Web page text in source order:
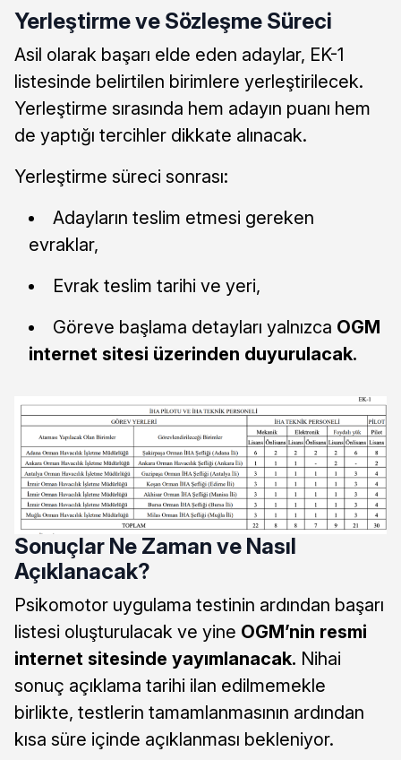
Yerleştirme ve Sözleşme Süreci
Asil olarak başarı elde eden adaylar, EK-1
listesinde belirtilen birimlere yerleştirilecek.
Yerleştirme sırasında hem adayın puanı hem
de yaptığı tercihler dikkate alınacak.
Yerleştirme süreci sonrası:
Adayların teslim etmesi gereken
evraklar,
Evrak teslim tarihi ve yeri,
Göreve başlama detayları yalnızca OGM
internet sitesi üzerinden duyurulacak.
Sonuçlar Ne Zaman ve Nasıl
Açıklanacak?
Psikomotor uygulama testinin ardından başarı
listesi oluşturulacak ve yine OGM’nin resmi
internet sitesinde yayımlanacak. Nihai
sonuç açıklama tarihi ilan edilmemekle
birlikte, testlerin tamamlanmasının ardından
kısa süre içinde açıklanması bekleniyor.